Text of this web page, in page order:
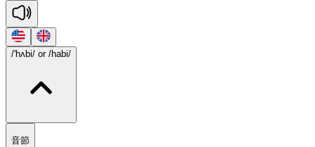
/'hʌbi/ or /habi/
音節